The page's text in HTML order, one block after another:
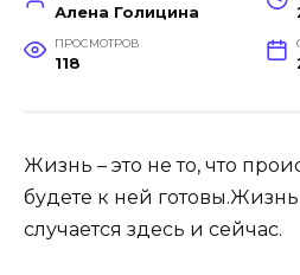
Алена Голицина
ПРОСМОТРОВ
118
Жизнь – это не то, что
будете к ней готовы.Жизнь
случается здесь и сейчас.